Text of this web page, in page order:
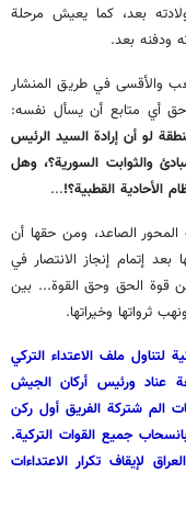
بعد، كما يعيش مرحلة
ودفنه بعد.
والأقسى في طريق المنشار
حق أي متابع أن يسأل نفسه:
لو أن إرادة السيد الرئيس
والثوابت السورية؟، وهل
الأحادية القطبية؟!...
الصاعد، ومن حقها أن
إتمام إنجاز الانتصار في
قوة الحق وحق القوة... بين
ثرواتها وخيراتها.
ملف الاعتداء التركي
عناد ورئيس أركان الجيش
الم شتركة الفريق أول ركن
جميع القوات التركية.
لإيقاف تكرار الاعتداءات